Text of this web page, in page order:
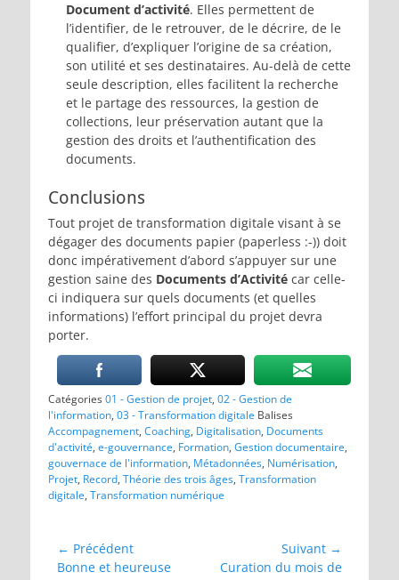
Document d’activité. Elles permettent de
l’identifier, de le retrouver, de le décrire, de le
qualifier, d’expliquer l’origine de sa création,
son utilité et ses destinataires. Au-delà de cette
seule description, elles facilitent la recherche
et le partage des ressources, la gestion de
collections, leur préservation autant que la
gestion des droits et l’authentification des
documents.
Conclusions
Tout projet de transformation digitale visant à se
dégager des documents papier (paperless :-)) doit
donc impérativement d’abord s’appuyer sur une
gestion saine des Documents d’Activité car celle-
ci indiquera sur quels documents (et quelles
informations) l’effort principal du projet devra
porter.
Catégories01 - Gestion de projet, 02 - Gestion de
l'information, 03 - Transformation digitale Balises
Accompagnement, Coaching, Digitalisation, Documents
d'activité, e-gouvernance, Formation, Gestion documentaire,
gouvernace de l'information, Métadonnées, Numérisation,
Projet, Record, Théorie des trois âges, Transformation
digitale, Transformation numérique
Navigation
de
← Précédent
Article
Bonne et heureuse
Suivant →
ArticleCuration du mois de